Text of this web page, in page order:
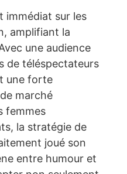
immédiat sur les
amplifiant la
une audience
de téléspectateurs
une forte
marché
femmes
la stratégie de
joué son
entre humour et